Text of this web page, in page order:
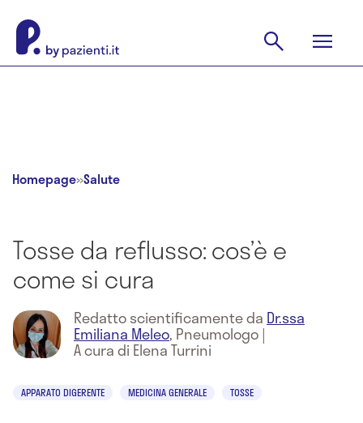
Homepage»Salute
Tosse da reflusso: cos’è e
come si cura
Redatto scientificamente da Dr.ssa
Emiliana Meleo, Pneumologo|
A cura di Elena Turrini
APPARATO DIGERENTE MEDICINA GENERALE TOSSE